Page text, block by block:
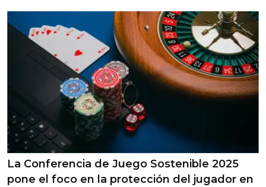
La Conferencia de Juego Sostenible 2025
pone el foco en la protección del jugador en